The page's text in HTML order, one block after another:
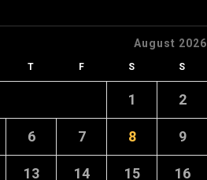
August 2026
T F S S
1 2
6 7 8 9
13 14 15 16